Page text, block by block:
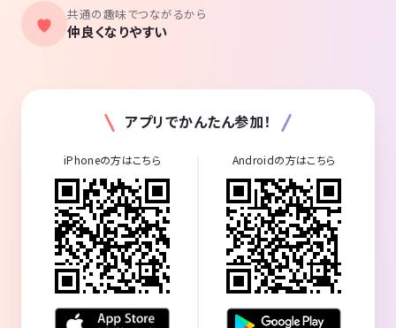
共通の趣味でつながるから
仲良くなりやすい
アプリでかんたん参加！
iPhoneの方はこちら Androidの方はこちら